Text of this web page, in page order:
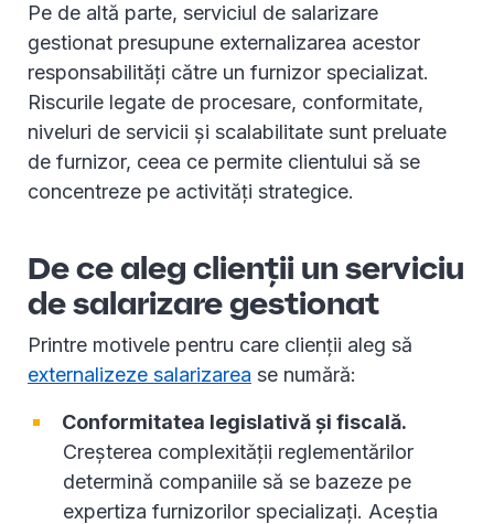
Pe de altă parte, serviciul de salarizare
gestionat presupune externalizarea acestor
responsabilități către un furnizor specializat.
Riscurile legate de procesare, conformitate,
niveluri de servicii și scalabilitate sunt preluate
de furnizor, ceea ce permite clientului să se
concentreze pe activități strategice.
De ce aleg clienții un serviciu
de salarizare gestionat
Printre motivele pentru care clienții aleg să
externalizeze salarizarea se numără:
Conformitatea legislativă și fiscală.
Creșterea complexității reglementărilor
determină companiile să se bazeze pe
expertiza furnizorilor specializați. Aceștia